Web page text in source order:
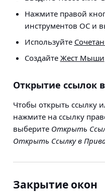
Нажмите правой
инструментов ОС и
Используйте
Создайте Жест Мыши
Открытие ссылок
Чтобы открыть ссылку
нажмите на ссылку
выберите Открыть
Открыть Ссылку в
Закрытие окон